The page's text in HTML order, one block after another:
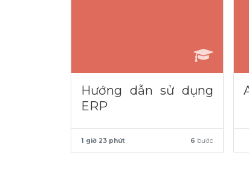
Hướng dẫn sử dụng
ERP
1 giờ 23 phút 6 bước